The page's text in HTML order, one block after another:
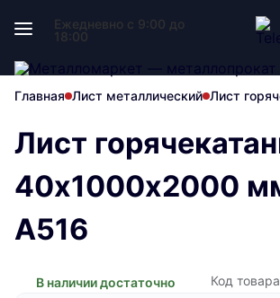
Ежедневно с 9:00 до
18:00
Главная Лист металлический Лист
Лист
40х1000х2000
A516
В наличии достаточно Код